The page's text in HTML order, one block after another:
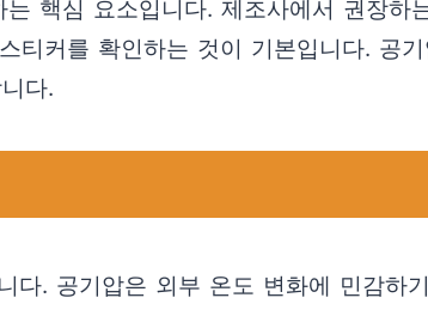
핵심 요소입니다. 제조사에서 권장하
커를 확인하는 것이 기본입니다. 공
다.
. 공기압은 외부 온도 변화에 민감하